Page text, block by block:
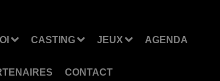
CASTING JEUX AGENDA
CONTACT